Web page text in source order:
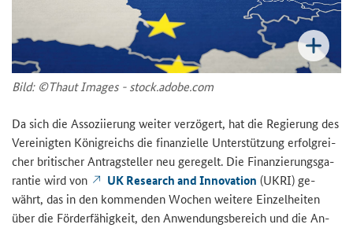
Bild: ©Thaut Images - stock.adobe.com
Da sich die As­so­zi­ie­rung wei­ter ver­zö­gert, hat die Re­gie­rung des
Ver­ei­nig­ten Kö­nig­reichs die fi­nan­zi­el­le Un­ter­stüt­zung er­folg­rei­
cher bri­ti­scher An­trag­stel­ler neu ge­re­gelt. Die Fi­nan­zie­rungs­ga­
ran­tie wird von
UK Research and Innovation (UKRI) ge­
währt, das in den kom­men­den Wo­chen wei­te­re Ein­zel­hei­ten
über die För­der­fä­hig­keit, den An­wen­dungs­be­reich und die An­